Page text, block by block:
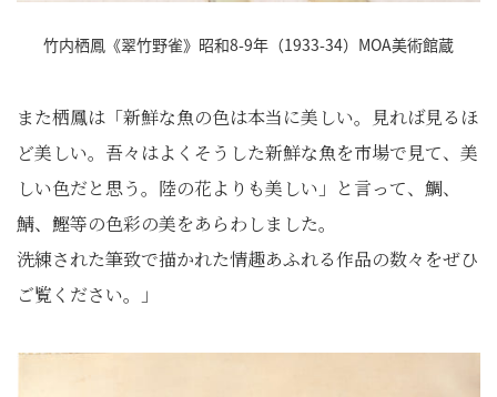
竹内栖鳳《翠竹野雀》昭和8-9年（1933-34）MOA美術館蔵
また栖鳳は「新鮮な魚の色は本当に美しい。見れば見るほ
ど美しい。吾々はよくそうした新鮮な魚を市場で見て、美
しい色だと思う。陸の花よりも美しい」と言って、鯛、
鯖、鰹等の色彩の美をあらわしました。
洗練された筆致で描かれた情趣あふれる作品の数々をぜひ
ご覧ください。」